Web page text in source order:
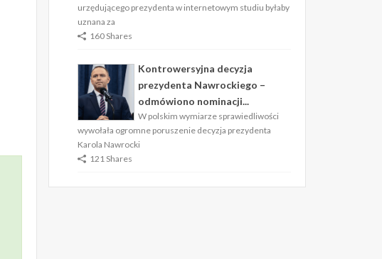
urzędującego prezydenta w internetowym studiu byłaby
uznana za
160 Shares
Kontrowersyjna decyzja
prezydenta Nawrockiego –
odmówiono nominacji...
W polskim wymiarze sprawiedliwości
wywołała ogromne poruszenie decyzja prezydenta
Karola Nawrocki
121 Shares